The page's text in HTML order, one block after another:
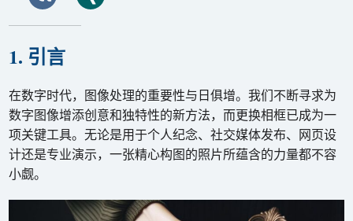
1. 引言
在数字时代，图像处理的重要性与日俱增。我们不断寻求为
数字图像增添创意和独特性的新方法，而更换相框已成为一
项关键工具。无论是用于个人纪念、社交媒体发布、网页设
计还是专业演示，一张精心构图的照片所蕴含的力量都不容
小觑。